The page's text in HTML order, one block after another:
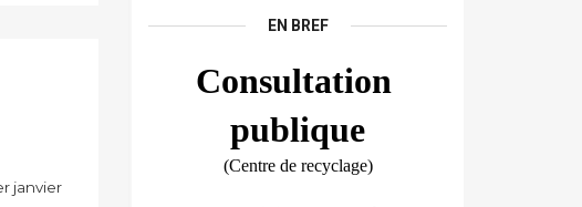
janvier
EN BREF
Consultation
publique
(Centre de recyclage)